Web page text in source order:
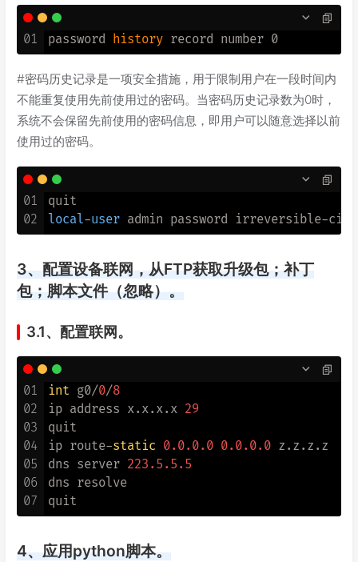
01 password history
#密码历史记录是一项安全措施，用于限制用户在一段时间内
不能重复使用先前使用过的密码。当密码历史记录数为0时，
系统不会保留先前使用的密码信息，即用户可以随意选择以前
使用过的密码。
01
02
local-user admin password irreversible-
3、配置设备联网，从FTP获取升级包；补丁
包；脚本文件（忽略）。
3.1、配置联网。
01
02
03
04
05
06
07
int g0/0/8
ip address x.x.x.x 29
quit
ip route-static 0.0.0.0 0.0.0.0 z.z.z.z
dns server 223.5 .5 .5
dns resolve
4、应用python脚本。